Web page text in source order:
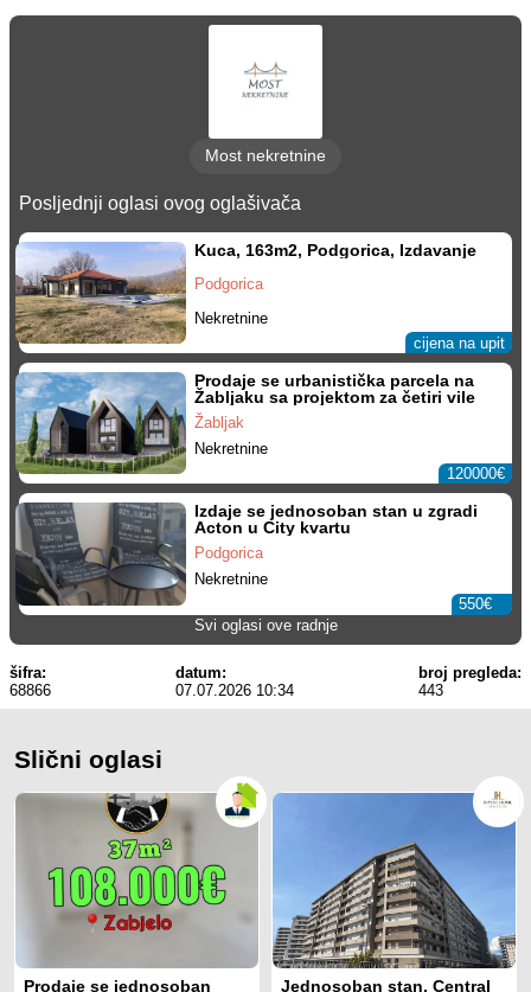
Most nekretnine
Posljednji oglasi ovog oglašivača
Kuca, 163m2, Podgorica, Izdavanje
Podgorica
Nekretnine
cijena na upit
Prodaje se urbanistička parcela na
Žabljaku sa projektom za četiri vile
Žabljak
Nekretnine
120000€
Izdaje se jednosoban stan u zgradi
Acton u City kvartu
Podgorica
Nekretnine
550€
Svi oglasi ove radnje
šifra:
68866
datum:
07.07.2026 10:34
broj pregleda:
443
Slični oglasi
Prodaje se jednosoban Jednosoban stan, Central